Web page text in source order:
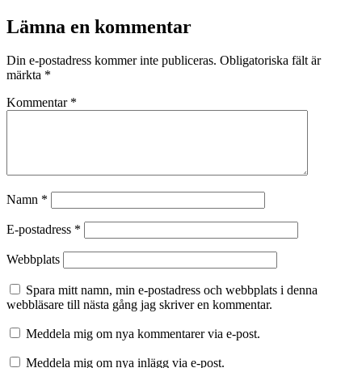
Lämna en kommentar
Din e-postadress kommer inte publiceras. Obligatoriska fält är
märkta *
Kommentar *
Namn *
E-postadress *
Webbplats
Spara mitt namn, min e-postadress och webbplats i denna
webbläsare till nästa gång jag skriver en kommentar.
Meddela mig om nya kommentarer via e-post.
Meddela mig om nya inlägg via e-post.